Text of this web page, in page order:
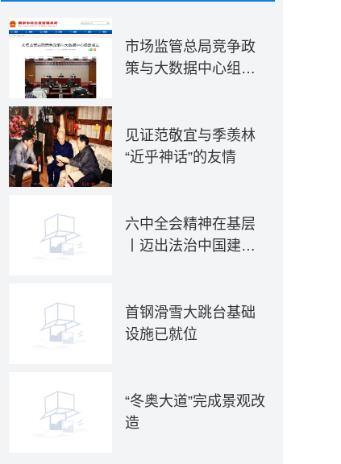
市场监管总局竞争政
策与大数据中心组建
见证范敬宜与季羡林
“近乎神话”的友情
六中全会精神在基层
丨迈出法治中国建设
推动全面依法治国新
实践
首钢滑雪大跳台基础
设施已就位
“冬奥大道”完成景观改
造